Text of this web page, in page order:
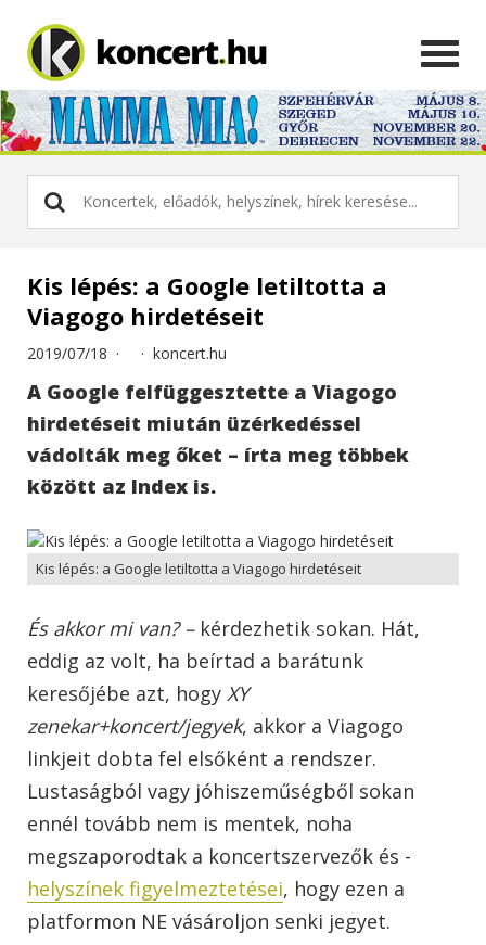
Kis lépés: a Google letiltotta a
Viagogo hirdetéseit
2019/07/18 · · koncert.hu
A Google felfüggesztette a Viagogo
hirdetéseit miután üzérkedéssel
vádolták meg őket – írta meg többek
között az Index is.
Kis lépés: a Google letiltotta a Viagogo hirdetéseit
És akkor mi van? –kérdezhetik sokan. Hát,
eddig az volt, ha beírtad a barátunk
keresőjébe azt, hogy XY
zenekar+koncert/jegyek, akkor a Viagogo
linkjeit dobta fel elsőként a rendszer.
Lustaságból vagy jóhiszeműségből sokan
ennél tovább nem is mentek, noha
megszaporodtak a koncertszervezők és -
helyszínek figyelmeztetései, hogy ezen a
platformon NE vásároljon senki jegyet.